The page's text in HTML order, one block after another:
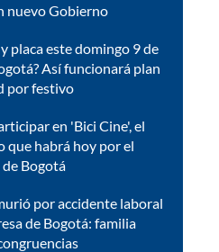
nuevo Gobierno
placa este domingo 9 de
Así funcionará plan
por festivo
en 'Bici Cine', el
que habrá hoy por el
Bogotá
por accidente laboral
de Bogotá: familia